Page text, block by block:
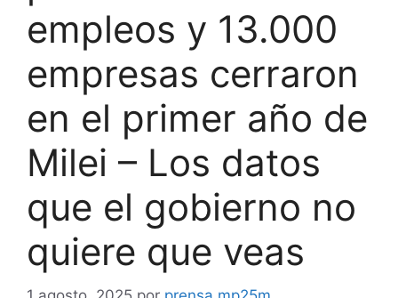
empleos y 13.000
empresas cerraron
en el primer año de
Milei – Los datos
que el gobierno no
quiere que veas